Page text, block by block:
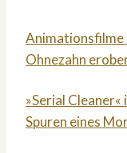
Animationsfilme
Ohnezahn
»Serial
Spuren eines